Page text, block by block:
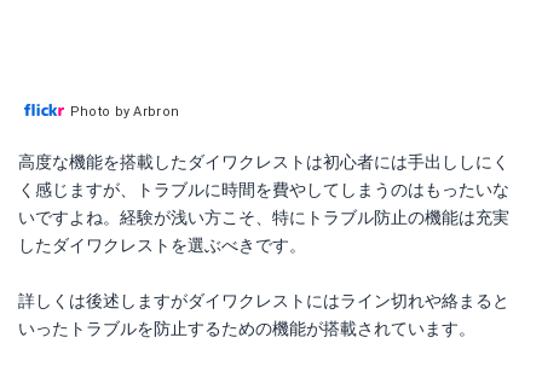
Photo by Arbron
高度な機能を搭載したダイワクレストは初心者には手出ししにく
く感じますが、トラブルに時間を費やしてしまうのはもったいな
いですよね。経験が浅い方こそ、特にトラブル防止の機能は充実
したダイワクレストを選ぶべきです。
詳しくは後述しますがダイワクレストにはライン切れや絡まると
いったトラブルを防止するための機能が搭載されています。